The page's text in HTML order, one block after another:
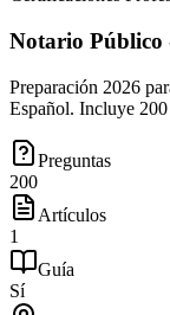
Notario Público
Preparación 2026
Español. Incluye 200
Preguntas
200
Artículos
1
Guía
Sí